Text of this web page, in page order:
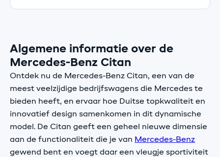
Algemene informatie over de
Mercedes-Benz Citan
Ontdek nu de Mercedes-Benz Citan, een van de
meest veelzijdige bedrijfswagens die Mercedes te
bieden heeft, en ervaar hoe Duitse topkwaliteit en
innovatief design samenkomen in dit dynamische
model. De Citan geeft een geheel nieuwe dimensie
aan de functionaliteit die je van Mercedes-Benz
gewend bent en voegt daar een vleugje sportiviteit